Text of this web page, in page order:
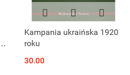
Kampania ukraińska 1920
roku
30.00